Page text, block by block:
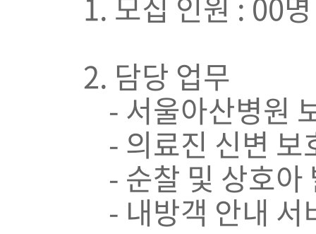
2. 담당 업무
- 서울아산병원
- 의료진 신변 보
- 순찰 및 상호아
- 내방객 안내 서